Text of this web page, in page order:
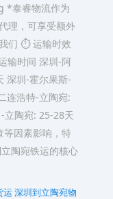
*泰睿物流作为
理，可享受额外
们 ⏱️ 运输时效
输时间 深圳-阿
深圳-霍尔果斯-
连浩特-立陶宛:
立陶宛: 25-28天
因素影响，特
陶宛铁运的核心
运深圳到立陶宛物